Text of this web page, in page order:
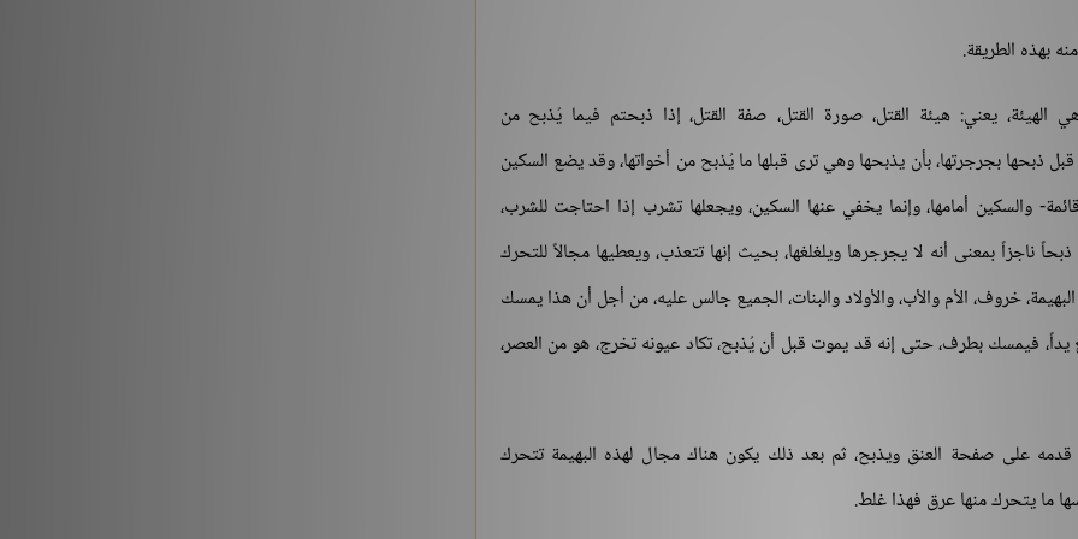
بهذه الطريقة.
هي الهيئة، يعني: هيئة القتل، صورة القتل، صفة القتل، إذا ذبحتم فيما يُذبح من
ذبحها بجرجرتها، بأن يذبحها وهي ترى قبلها ما يُذبح من أخواتها، وقد يضع السكين
والسكين أمامها، وإنما يخفي عنها السكين، ويجعلها تشرب إذا احتاجت للشرب،
ناجزاً بمعنى أنه لا يجرجرها ويلغلغها، بحيث إنها تتعذب، ويعطيها مجالاً للتحرك
خروف، الأم والأب، والأولاد والبنات، الجميع جالس عليه، من أجل أن هذا يمسك
فيمسك بطرف، حتى إنه قد يموت قبل أن يُذبح، تكاد عيونه تخرج، هو من العصر،
على صفحة العنق ويذبح، ثم بعد ذلك يكون هناك مجال لهذه البهيمة تتحرك
ما يتحرك منها عرق فهذا غلط.